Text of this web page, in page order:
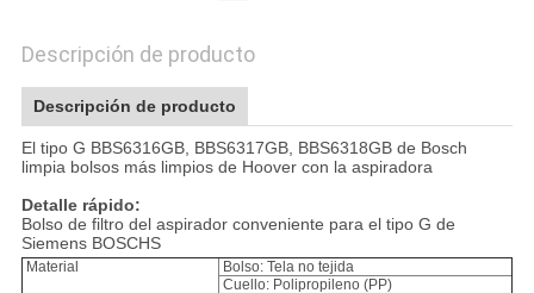
Descripción de producto
Descripción de producto
El tipo G BBS6316GB, BBS6317GB, BBS6318GB de Bosch
limpia bolsos más limpios de Hoover con la aspiradora
Detalle rápido:
Bolso de filtro del aspirador conveniente para el tipo G de
Siemens BOSCHS
Material
Bolso: Tela no tejida
Cuello: Polipropileno (PP)